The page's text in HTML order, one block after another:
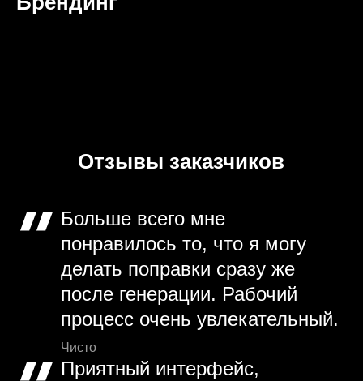
Отзывы заказчиков
Больше всего мне
понравилось то, что я могу
делать поправки сразу же
после генерации. Рабочий
процесс очень увлекательный.
Чисто
Приятный интерфейс,